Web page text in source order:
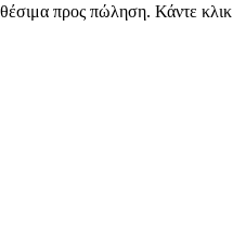
προς πώληση. Κάντε